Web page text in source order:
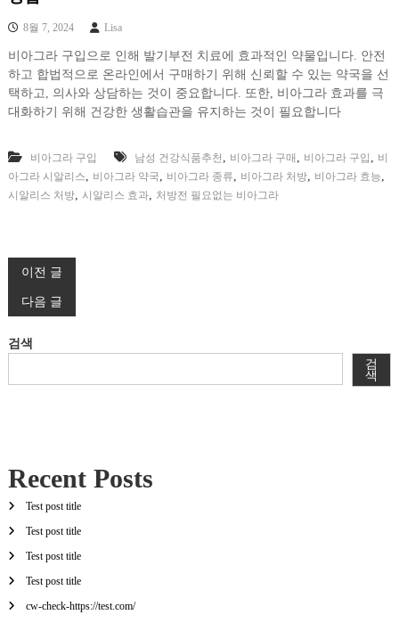
8월 7, 2024 Lisa
비아그라 구입으로 인해 발기부전 치료에 효과적인 약물입니다. 안전
하고 합법적으로 온라인에서 구매하기 위해 신뢰할 수 있는 약국을 선
택하고, 의사와 상담하는 것이 중요합니다. 또한, 비아그라 효과를 극
대화하기 위해 건강한 생활습관을 유지하는 것이 필요합니다
비아그라 구입 남성 건강식품추천 비아그라 구매 비아그라 구입
비
아그라 시알리스
비아그라 약국 비아그라 종류 비아그라 처방, 비아그라 효능
시알리스 처방, 시알리스 효과, 처방전 필요없는 비아그라
글
탐
색
이전 글
다음 글
검색
검
색
Recent Posts
Test post title
Test post title
Test post title
Test post title
cw-check-https://test.com/